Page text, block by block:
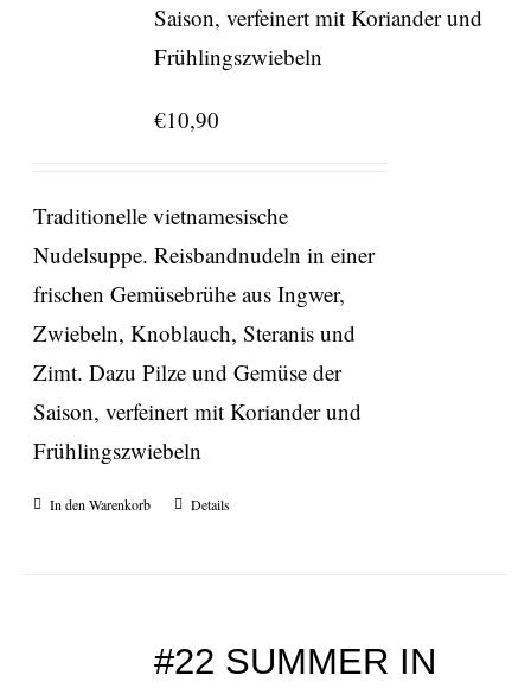
Saison, verfeinert mit Koriander und
Frühlingszwiebeln
€10,90
Traditionelle vietnamesische
Nudelsuppe. Reisbandnudeln in einer
frischen Gemüsebrühe aus Ingwer,
Zwiebeln, Knoblauch, Steranis und
Zimt. Dazu Pilze und Gemüse der
Saison, verfeinert mit Koriander und
Frühlingszwiebeln
In den Warenkorb Details
#22 SUMMER IN